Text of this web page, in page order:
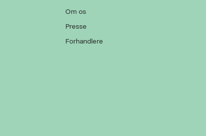
Om os
Presse
Forhandlere